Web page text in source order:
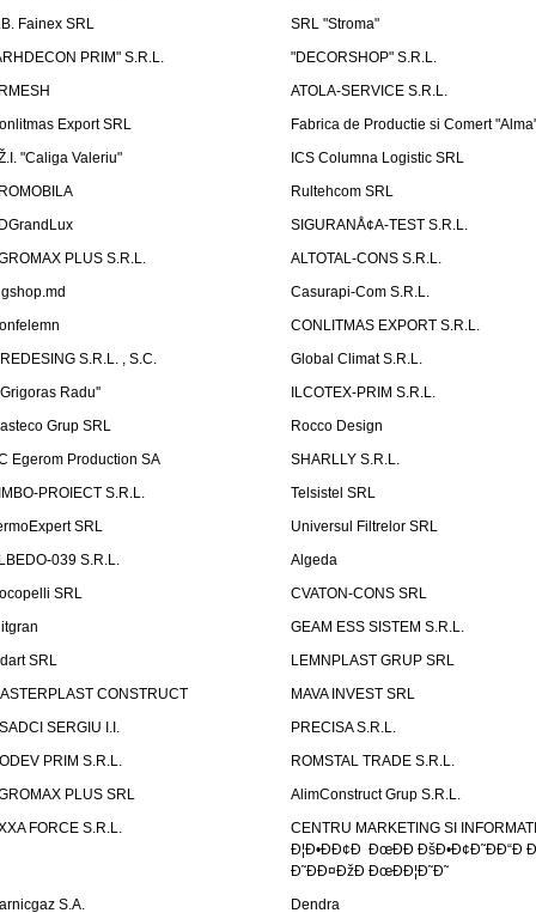
Fainex SRL
SRL "Stroma"
PRIM" S.R.L.
"DECORSHOP" S.R.L.
ATOLA-SERVICE S.R.L.
Export SRL
Fabrica de Productie si Comert
"Caliga Valeriu"
ICS Columna Logistic SRL
Rultehcom SRL
SIGURANÅ¢A-TEST S.R.L.
PLUS S.R.L.
ALTOTAL-CONS S.R.L.
Casurapi-Com S.R.L.
CONLITMAS EXPORT S.R.L.
S.R.L. , S.C.
Global Climat S.R.L.
Radu''
ILCOTEX-PRIM S.R.L.
Grup SRL
Rocco Design
Egerom Production SA
SHARLLY S.R.L.
PROIECT S.R.L.
Telsistel SRL
SRL
Universul Filtrelor SRL
039 S.R.L.
Algeda
SRL
CVATON-CONS SRL
GEAM ESS SISTEM S.R.L.
SRL
LEMNPLAST GRUP SRL
CONSTRUCT
MAVA INVEST SRL
SERGIU I.I.
PRECISA S.R.L.
PRIM S.R.L.
ROMSTAL TRADE S.R.L.
PLUS SRL
AlimConstruct Grup S.R.L.
FORCE S.R.L.
CENTRU MARKETING SI
Ð¦Ð•ÐÐ¢Ð ÐœÐÐ ÐšÐ•Ð¢Ð˜ÐÐ“Ð
Ð˜ÐÐ¤ÐžÐ ÐœÐÐ¦Ð˜Ð˜
S.A.
Dendra